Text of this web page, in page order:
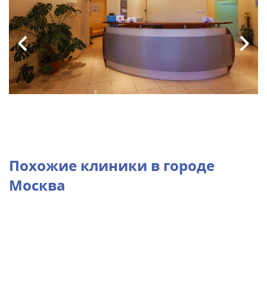
Похожие клиники в городе
Москва